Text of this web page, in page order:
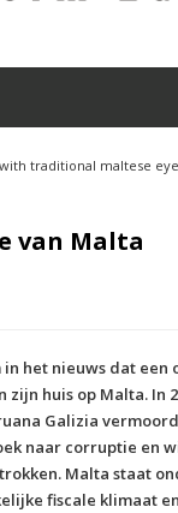
traditional maltese
van Malta
in het nieuws dat
huis op Malta. In
Galizia
naar corruptie en
Malta staat
fiscale klimaat